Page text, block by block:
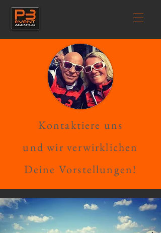
Kontaktiere uns
und wir verwirklichen
Deine Vorstellungen!